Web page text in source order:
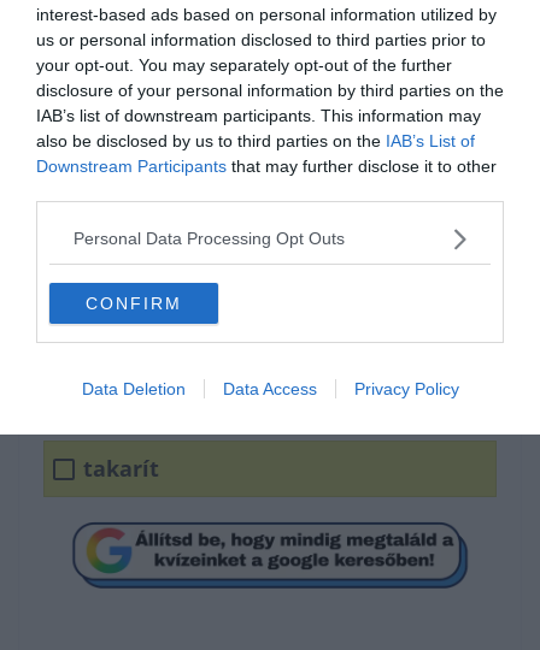
interest-based ads based on personal information utilized by
us or personal information disclosed to third parties prior to
your opt-out. You may separately opt-out of the further
disclosure of your personal information by third parties on the
IAB’s list of downstream participants. This information may
also be disclosed by us to third parties on the IAB’s List of
Downstream Participants that may further disclose it to other
Personal Data Processing Opt Outs
CONFIRM
Data Deletion Data Access Privacy Policy
Szegény az eklézsia,
maga _______ a pap.
főz
prédikál
harangoz
takarít